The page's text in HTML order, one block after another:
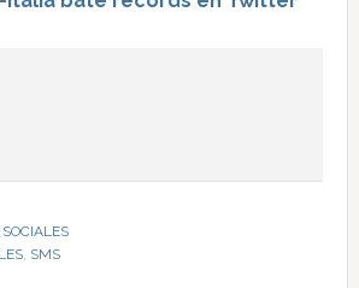
SOCIALES
, SMS